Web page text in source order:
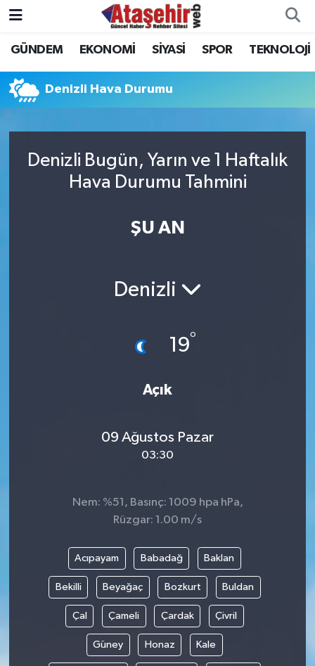
GÜNDEM EKONOMİ SİYASİ SPOR TEKNOLOJİ
Denizli Hava Durumu
Denizli Bugün, Yarın ve 1 Haftalık
Hava Durumu Tahmini
ŞU AN
Denizli
19°
Açık
09 Ağustos Pazar
03:30
Nem: %51, Basınç: 1009 hpa hPa,
Rüzgar: 1.00 m/s
Acıpayam Babadağ Baklan
Bekilli Beyağaç Bozkurt Buldan
Çal Çameli Çardak Çivril
Güney Honaz Kale
Hava Durumu
Trafik Durumu
Tüm Manşetler